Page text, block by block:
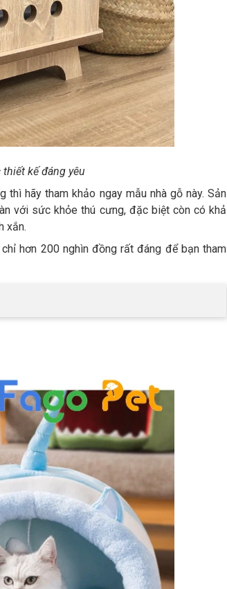
kế đáng yêu
hãy tham khảo ngay mẫu nhà gỗ này. Sản
với sức khỏe thú cưng, đặc biệt còn có khả
xắn.
hơn 200 nghìn đồng rất đáng để bạn tham